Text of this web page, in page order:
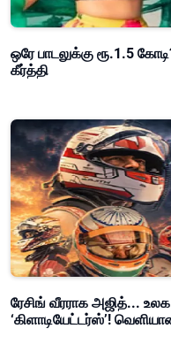
ஒரே பாடலுக்கு ரூ.1.5
கீர்த்தி
ரேசிங் வீரராக அஜித்...
‘கிளாடியேட்டர்ஸ்’!